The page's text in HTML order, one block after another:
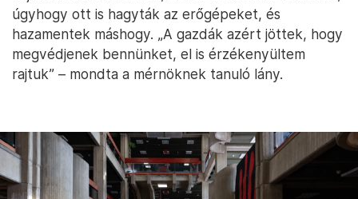
úgyhogy ott is hagyták az erőgépeket, és
hazamentek máshogy. „A gazdák azért jöttek, hogy
megvédjenek bennünket, el is érzékenyültem
rajtuk” – mondta a mérnöknek tanuló lány.